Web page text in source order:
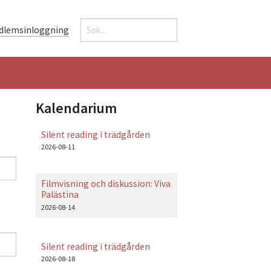
Sökformulär
Sök
Kalendarium
Silent reading i trädgården
2026-08-11
Filmvisning och diskussion: Viva
Palästina
2026-08-14
Silent reading i trädgården
2026-08-18